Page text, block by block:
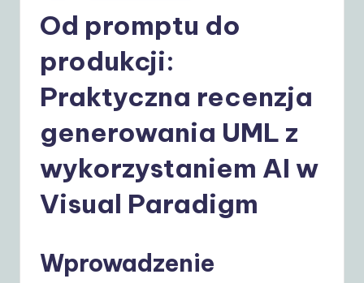
Od promptu do
produkcji:
Praktyczna recenzja
generowania UML z
wykorzystaniem AI w
Visual Paradigm
Wprowadzenie